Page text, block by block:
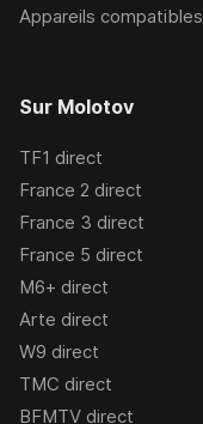
Appareils compatibles
Sur Molotov
TF1 direct
France 2 direct
France 3 direct
France 5 direct
M6+ direct
Arte direct
W9 direct
TMC direct
BFMTV direct